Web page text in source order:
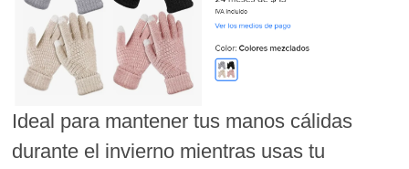
Ideal para mantener tus manos cálidas
durante el invierno mientras usas tu